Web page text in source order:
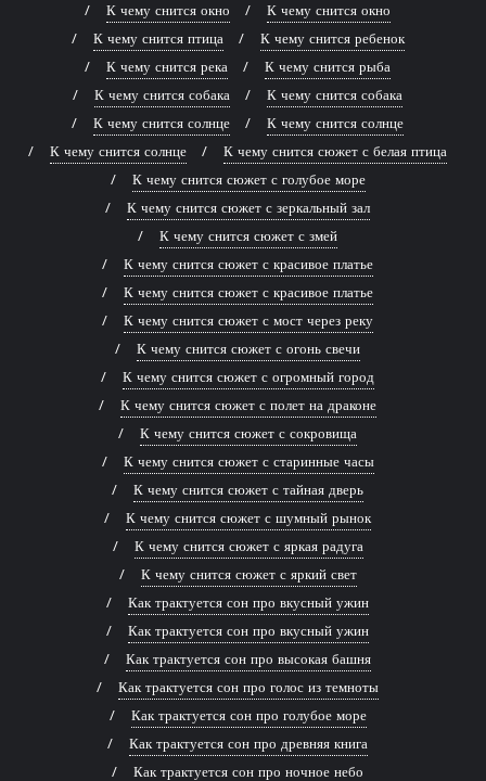
К чему снится окно
К чему снится окно
К чему снится птица
К чему снится ребенок
К чему снится река
К чему снится рыба
К чему снится собака
К чему снится собака
К чему снится солнце
К чему снится солнце
К чему снится солнце
К чему снится сюжет с белая птица
К чему снится сюжет с голубое море
К чему снится сюжет с зеркальный зал
К чему снится сюжет с змей
К чему снится сюжет с красивое платье
К чему снится сюжет с красивое платье
К чему снится сюжет с мост через реку
К чему снится сюжет с огонь свечи
К чему снится сюжет с огромный город
К чему снится сюжет с полет на драконе
К чему снится сюжет с сокровища
К чему снится сюжет с старинные часы
К чему снится сюжет с тайная дверь
К чему снится сюжет с шумный рынок
К чему снится сюжет с яркая радуга
К чему снится сюжет с яркий свет
Как трактуется сон про вкусный ужин
Как трактуется сон про вкусный ужин
Как трактуется сон про высокая башня
Как трактуется сон про голос из темноты
Как трактуется сон про голубое море
Как трактуется сон про древняя книга
Как трактуется сон про ночное небо